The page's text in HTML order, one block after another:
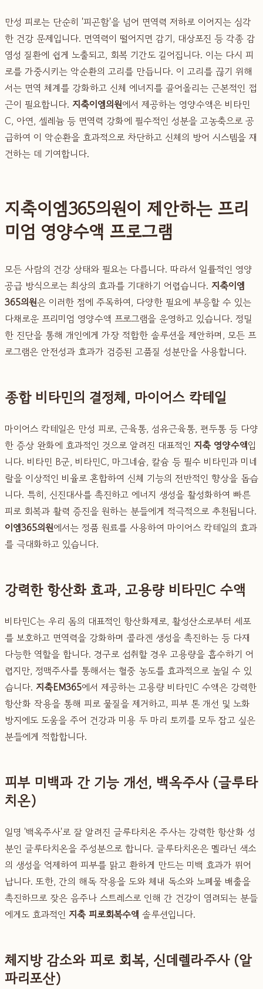
만성 피로는 단순히 '피곤함'을 넘어 면역력 저하로 이어지는 심각
한 건강 문제입니다. 면역력이 떨어지면 감기, 대상포진 등 각종 감
염성 질환에 쉽게 노출되고, 회복 기간도 길어집니다. 이는 다시 피
로를 가중시키는 악순환의 고리를 만듭니다. 이 고리를 끊기 위해
서는 면역 체계를 강화하고 신체 에너지를 끌어올리는 근본적인 접
근이 필요합니다. 지축이엠의원에서 제공하는 영양수액은 비타민
C, 아연, 셀레늄 등 면역력 강화에 필수적인 성분을 고농축으로 공
급하여 이 악순환을 효과적으로 차단하고 신체의 방어 시스템을 재
건하는 데 기여합니다.
지축이엠365의원이 제안하는 프리
미엄 영양수액 프로그램
모든 사람의 건강 상태와 필요는 다릅니다. 따라서 일률적인 영양
공급 방식으로는 최상의 효과를 기대하기 어렵습니다. 지축이엠
365의원은 이러한 점에 주목하여, 다양한 필요에 부응할 수 있는
다채로운 프리미엄 영양수액 프로그램을 운영하고 있습니다. 정밀
한 진단을 통해 개인에게 가장 적합한 솔루션을 제안하며, 모든 프
로그램은 안전성과 효과가 검증된 고품질 성분만을 사용합니다.
종합 비타민의 결정체, 마이어스 칵테일
마이어스 칵테일은 만성 피로, 근육통, 섬유근육통, 편두통 등 다양
한 증상 완화에 효과적인 것으로 알려진 대표적인 지축 영양수액입
니다. 비타민 B군, 비타민C, 마그네슘, 칼슘 등 필수 비타민과 미네
랄을 이상적인 비율로 혼합하여 신체 기능의 전반적인 향상을 돕습
니다. 특히, 신진대사를 촉진하고 에너지 생성을 활성화하여 빠른
피로 회복과 활력 증진을 원하는 분들에게 적극적으로 추천됩니다.
이엠365의원에서는 정품 원료를 사용하여 마이어스 칵테일의 효과
를 극대화하고 있습니다.
강력한 항산화 효과, 고용량 비타민C 수액
비타민C는 우리 몸의 대표적인 항산화제로, 활성산소로부터 세포
를 보호하고 면역력을 강화하며 콜라겐 생성을 촉진하는 등 다재
다능한 역할을 합니다. 경구로 섭취할 경우 고용량을 흡수하기 어
렵지만, 정맥주사를 통해서는 혈중 농도를 효과적으로 높일 수 있
습니다. 지축EM365에서 제공하는 고용량 비타민C 수액은 강력한
항산화 작용을 통해 피로 물질을 제거하고, 피부 톤 개선 및 노화
방지에도 도움을 주어 건강과 미용 두 마리 토끼를 모두 잡고 싶은
분들에게 적합합니다.
피부 미백과 간 기능 개선, 백옥주사 (글루타
치온)
일명 '백옥주사'로 잘 알려진 글루타치온 주사는 강력한 항산화 성
분인 글루타치온을 주성분으로 합니다. 글루타치온은 멜라닌 색소
의 생성을 억제하여 피부를 맑고 환하게 만드는 미백 효과가 뛰어
납니다. 또한, 간의 해독 작용을 도와 체내 독소와 노폐물 배출을
촉진하므로 잦은 음주나 스트레스로 인해 간 건강이 염려되는 분들
에게도 효과적인 지축 피로회복수액 솔루션입니다.
체지방 감소와 피로 회복, 신데렐라주사 (알
파리포산)